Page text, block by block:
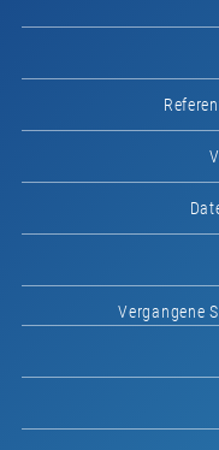
Vergangene